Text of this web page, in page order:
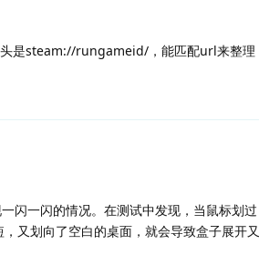
是steam://rungameid/，能匹配url来整理
闪一闪的情况。在测试中发现，当鼠标划过
又划向了空白的桌面，就会导致盒子展开又